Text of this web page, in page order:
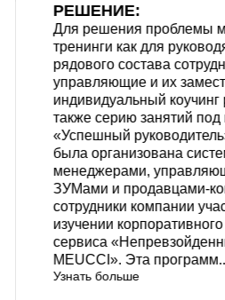
РЕШЕНИЕ:
Для решения проблемы
тренинги как для
рядового состава
управляющие и их
индивидуальный коучинг
также серию занятий под
«Успешный
была организована
менеджерами,
ЗУМами и продавцами-
сотрудники компании
изучении
сервиса
MEUCCI». Эта
Узнать больше